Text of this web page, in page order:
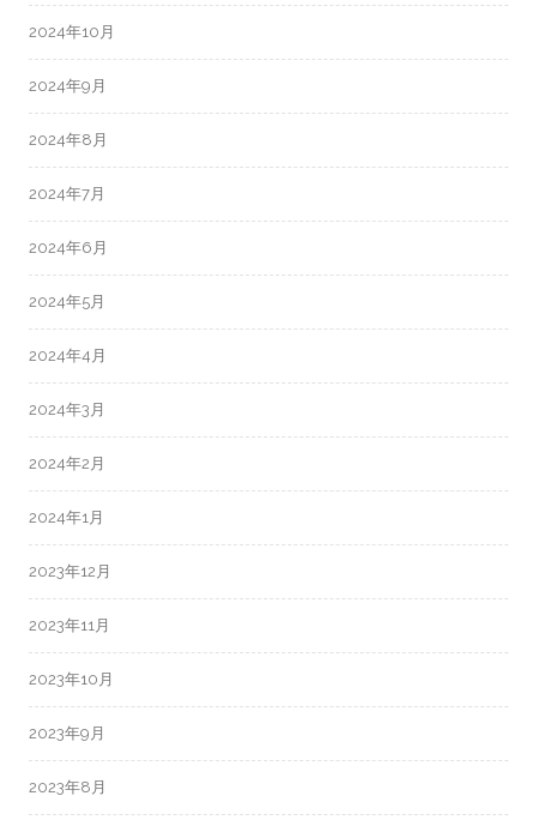
2024年10月
2024年9月
2024年8月
2024年7月
2024年6月
2024年5月
2024年4月
2024年3月
2024年2月
2024年1月
2023年12月
2023年11月
2023年10月
2023年9月
2023年8月